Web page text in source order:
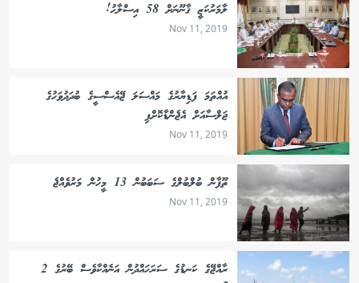
ލާމަރުކަޒީ ޤާނޫނަށް 58 އިސްލާޙު!
Nov 11, 2019
އުއްތަމަ ފަޑިޔާރުގެ މައްސަލަ ޖޭއެސްސީގެ ބުދަދުވަހުގެ
ޖަލްސާއަށް އެޖެންޑާކޮށްފި
Nov 11, 2019
ތޫފާން ބުލްބުލްގެ ސަބަބުން 13 މީހުން މަރުވެއްޖެ
Nov 11, 2019
ރާއްޖޭގެ ކަނޑުގެ ސަރަހައްދުން އަނެއްކާވެސް ބޭރުގެ 2